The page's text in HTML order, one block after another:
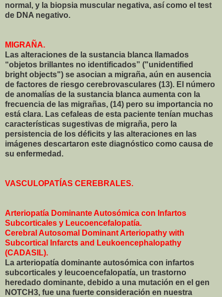
normal, y la biopsia muscular negativa, así como el test
de DNA negativo.
MIGRAÑA.
Las alteraciones de la sustancia blanca llamados
“objetos brillantes no identificados” ("unidentified
bright objects") se asocian a migraña, aún en ausencia
de factores de riesgo cerebrovasculares (13). El número
de anomalías de la sustancia blanca aumenta con la
frecuencia de las migrañas, (14) pero su importancia no
está clara. Las cefaleas de esta paciente tenían muchas
características sugestivas de migraña, pero la
persistencia de los déficits y las alteraciones en las
imágenes descartaron este diagnóstico como causa de
su enfermedad.
VASCULOPATÍAS CEREBRALES.
Arteriopatía Dominante Autosómica con Infartos
Subcorticales y Leucoencefalopatía.
Cerebral Autosomal Dominant Arteriopathy with
Subcortical Infarcts and Leukoencephalopathy
(CADASIL).
La arteriopatía dominante autosómica con infartos
subcorticales y leucoencefalopatía, un trastorno
heredado dominante, debido a una mutación en el gen
NOTCH3, fue una fuerte consideración en nuestra